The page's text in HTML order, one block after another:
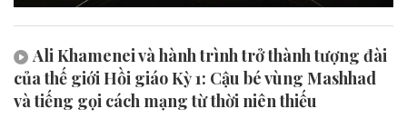
Ali Khamenei và hành trình trở thành tượng đài
của thế giới Hồi giáo Kỳ 1: Cậu bé vùng Mashhad
và tiếng gọi cách mạng từ thời niên thiếu